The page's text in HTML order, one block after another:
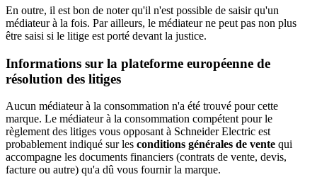
En outre, il est bon de noter qu'il n'est possible de saisir qu'un
médiateur à la fois. Par ailleurs, le médiateur ne peut pas non plus
être saisi si le litige est porté devant la justice.
Informations sur la plateforme européenne de
résolution des litiges
Aucun médiateur à la consommation n'a été trouvé pour cette
marque. Le médiateur à la consommation compétent pour le
règlement des litiges vous opposant à Schneider Electric est
probablement indiqué sur les conditions générales de vente qui
accompagne les documents financiers (contrats de vente, devis,
facture ou autre) qu'a dû vous fournir la marque.